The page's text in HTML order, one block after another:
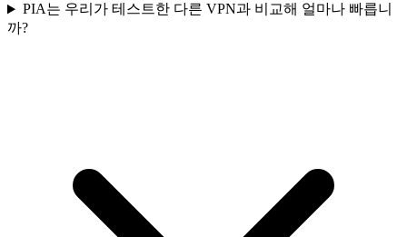
PIA는 우리가 테스트한 다른 VPN과 비교해 얼마나 빠릅니
까?